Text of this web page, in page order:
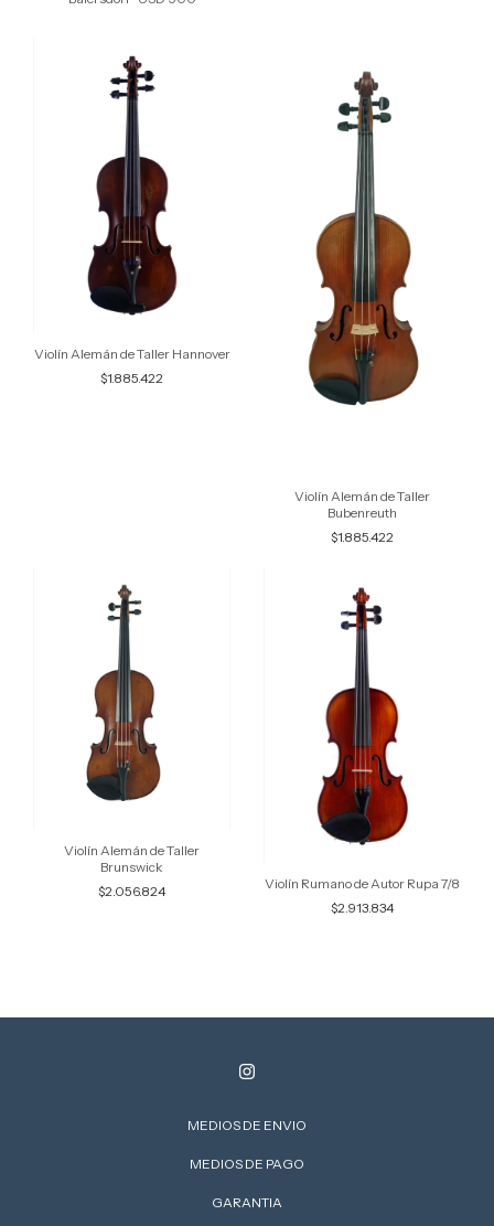
Violín Alemán de Taller Hannover
$1.885.422
Violín Alemán de Taller
Bubenreuth
$1.885.422
Violín Alemán de Taller
Brunswick
$2.056.824
Violín Rumano de Autor Rupa 7/8
$2.913.834
MEDIOS DE ENVIO
MEDIOS DE PAGO
GARANTIA